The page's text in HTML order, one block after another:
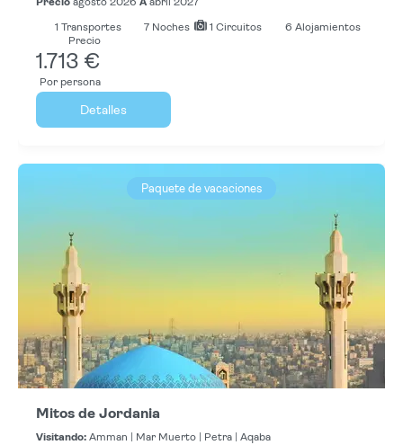
1 Transportes 7 Noches 1 Circuitos
6 Alojamientos
Precio
1.713 €
Por persona
Detalles
Paquete de vacaciones
Mitos de Jordania
Visitando: Amman | Mar Muerto | Petra |
Aqaba